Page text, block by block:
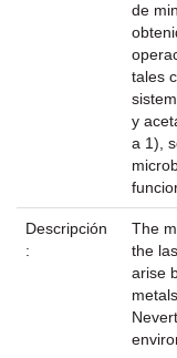
de
tales
y
a 1),
Descripción
:
The
the
arise